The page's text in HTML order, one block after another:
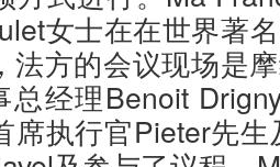
女士在在世界著
法方的会议现场是
总经理Benoit
席执行官Pieter先